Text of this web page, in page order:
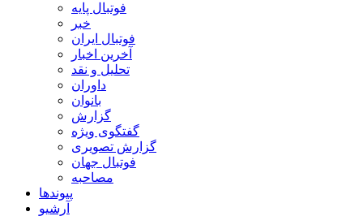
فوتبال پایه
خبر
فوتبال ایران
آخرین اخبار
تحلیل و نقد
داوران
بانوان
گزارش
گفتگوی ویژه
گزارش تصویری
فوتبال جهان
مصاحبه
پیوندها
آرشیو